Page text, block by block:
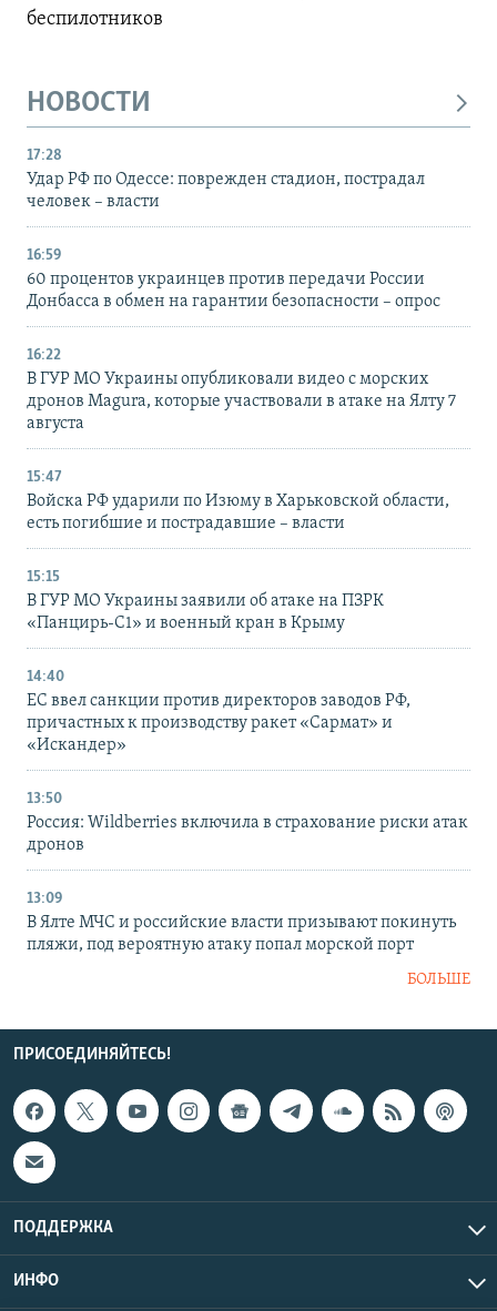
беспилотников
НОВОСТИ
17:28
Удар РФ по Одессе: поврежден стадион, пострадал
человек – власти
16:59
60 процентов украинцев против передачи России
Донбасса в обмен на гарантии безопасности – опрос
16:22
В ГУР МО Украины опубликовали видео с морских
дронов Magura, которые участвовали в атаке на Ялту 7
августа
15:47
Войска РФ ударили по Изюму в Харьковской области,
есть погибшие и пострадавшие – власти
15:15
В ГУР МО Украины заявили об атаке на ПЗРК
«Панцирь-С1» и военный кран в Крыму
14:40
ЕС ввел санкции против директоров заводов РФ,
причастных к производству ракет «Сармат» и
«Искандер»
13:50
Россия: Wildberries включила в страхование риски атак
дронов
13:09
В Ялте МЧС и российские власти призывают покинуть
пляжи, под вероятную атаку попал морской порт
БОЛЬШЕ
ПРИСОЕДИНЯЙТЕСЬ!
ПОДДЕРЖКА
ИНФО